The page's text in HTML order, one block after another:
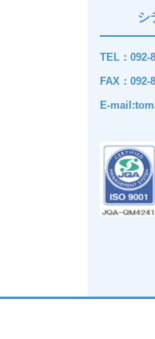
シ
TEL：092-
FAX：092-
E-